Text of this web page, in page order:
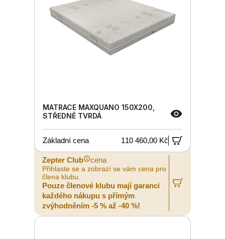
MATRACE MAXQUANO 150X200,
STŘEDNĚ TVRDÁ
Základní cena 110 460,00 Kč
Zepter Club cena
Přihlaste se a zobrazí se vám cena pro
člena klubu.
Pouze členové klubu mají garanci
každého nákupu s přímým
zvýhodněním -5 % až -40 %!